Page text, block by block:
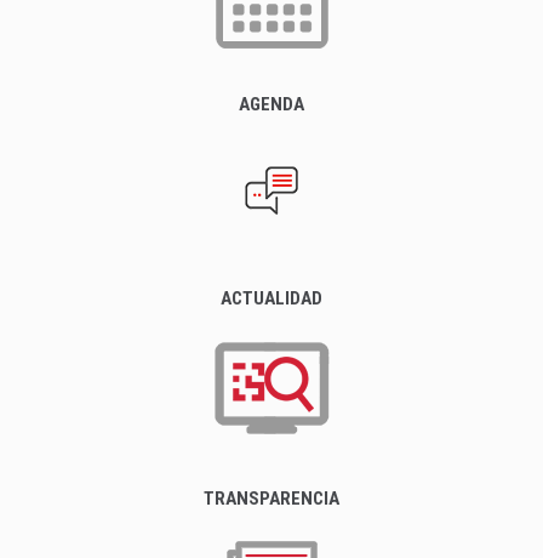
AGENDA
ACTUALIDAD
TRANSPARENCIA